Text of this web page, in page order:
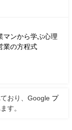
マンから学ぶ心理
業の方程式
おり、Google プ
す。